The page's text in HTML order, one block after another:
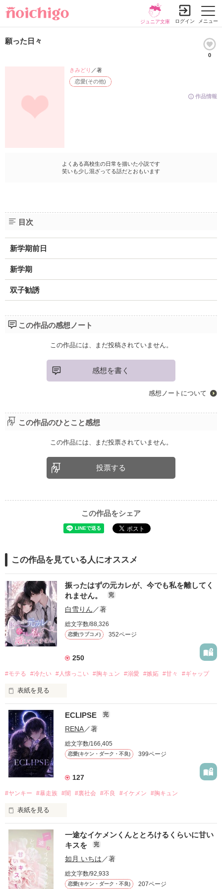
メニュー
ジュニア文庫 ログイン
願った日々
0
作品情報
恋愛(その他)
きみどり ／著
よくある高校生の日常を描いた小説です
笑いも少し混ざってる話だとおもいます
目次
新学期前日
新学期
双子勧誘
この作品の感想ノート
この作品には、まだ投稿されていません。
感想を書く
感想ノートについて
この作品のひとこと感想
この作品には、まだ投票されていません。
投票する
この作品をシェア
この作品を見ている人にオススメ
振ったはずの元カレが、今でも私を離してく
れません。
完
白雪りん ／著
総文字数/88,326
恋愛(ラブコメ) 352ページ
250
#モテる #冷たい #人懐っこい #胸キュン #溺愛 #嫉妬 #甘々 #ギャップ
表紙を見る
「好きだったから、別れを選んだ。」
モテる人を好きになるのが怖かった。
だから私は、中学時代に大好きだった彼を自分から振った。
もう会うことはないと思っていたのに、
高校生になって再会した彼は、隣の学校で”王子様”と呼ばれる
他の女の子には冷たいのに
私にだけ昔と変わらない笑顔を向けてくる。
「澪ちゃん。」
それは止まっていた恋が再び動き始める合図──。
ECLIPSE 完
RENA／著
総文字数/166,405
恋愛(キケン・ダーク・不良) 399ページ
127
#ヤンキー #暴走族 #闇 #裏社会 #不良 #イケメン #胸キュン
表紙を見る
表紙画像はAIです
作品を読む
一途なイケメンくんととろけるくらいに甘い
キスを
完
如月 いちは ／著
総文字数/92,933
恋愛(キケン・ダーク・不良) 207ページ